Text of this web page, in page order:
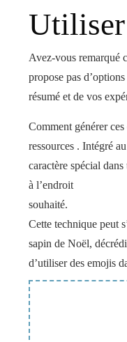
Utiliser
Avez-vous remarqué
propose pas
résumé et de vos
Comment générer
ressources . Intégré
caractère spécial
à l’endroit
souhaité.
Cette technique peut
sapin de Noël,
d’utiliser des emojis